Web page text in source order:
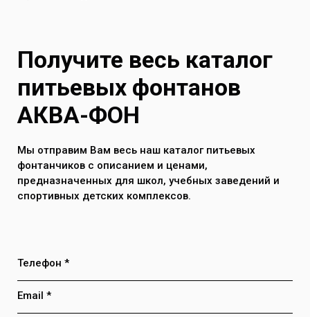
Получите весь каталог
питьевых фонтанов
АКВА-ФОН
Мы отправим Вам весь наш каталог питьевых
фонтанчиков с описанием и ценами,
предназначенных для школ, учебных заведений и
спортивных детских комплексов.
Телефон *
Email *